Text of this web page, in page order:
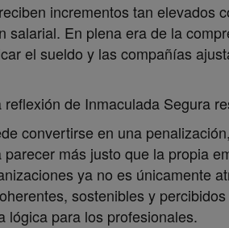
incrementos tan elevados
salarial. En plena era de la
el sueldo y las compañías
reflexión de Inmaculada Segura
convertirse en una
más justo que la propia
ya no es únicamente
sostenibles y
lógica para los profesionales.